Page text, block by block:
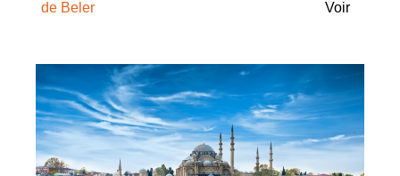
de Beler
Voir